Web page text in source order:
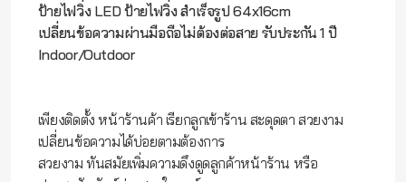
ป้ายไฟวิ่ง LED ป้ายไฟวิ่ง สำเร็จรูป 64x16cm
เปลี่ยนข้อความผ่านมือถือไม่ต้องต่อสาย รับประกัน 1 ปี
Indoor/Outdoor
เพียงติดตั้ง หน้าร้านค้า เรียกลูกเข้าร้าน สะดุดตา สวยงาม
เปลี่ยนข้อความได้บ่อยตามต้องการ
สวยงาม ทันสมัยเพิ่มความดึงดูดลูกค้าหน้าร้าน หรือ